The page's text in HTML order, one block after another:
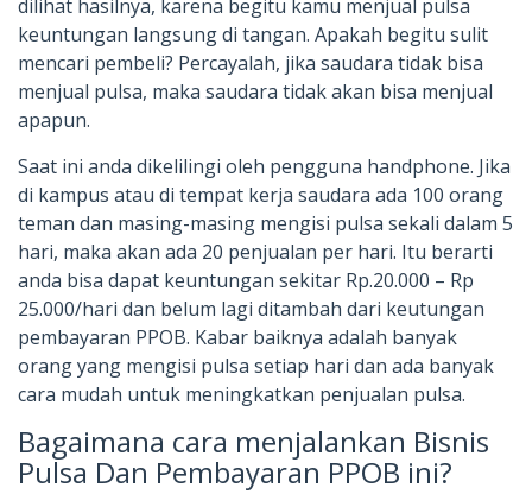
dilihat hasilnya, karena begitu kamu menjual pulsa
keuntungan langsung di tangan. Apakah begitu sulit
mencari pembeli? Percayalah, jika saudara tidak bisa
menjual pulsa, maka saudara tidak akan bisa menjual
apapun.
Saat ini anda dikelilingi oleh pengguna handphone. Jika
di kampus atau di tempat kerja saudara ada 100 orang
teman dan masing-masing mengisi pulsa sekali dalam 5
hari, maka akan ada 20 penjualan per hari. Itu berarti
anda bisa dapat keuntungan sekitar Rp.20.000 – Rp
25.000/hari dan belum lagi ditambah dari keutungan
pembayaran PPOB. Kabar baiknya adalah banyak
orang yang mengisi pulsa setiap hari dan ada banyak
cara mudah untuk meningkatkan penjualan pulsa.
Bagaimana cara menjalankan Bisnis
Pulsa Dan Pembayaran PPOB ini?